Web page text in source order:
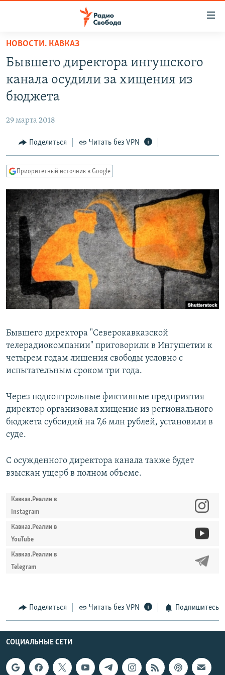
упрощенного
доступа
основному
Вернутся
Вернутся
поиску
АВТОРСКИЕ ПРОЕКТЫ
МНЕНИЯ
КУЛЬТУРА
КАВКАЗ.РЕАЛИИ
СЕВЕР.РЕАЛИИ
СИБИРЬ.РЕАЛИИ
РАСПИСАНИЕ ВЕЩАНИЯ
ПОДПИШИТЕСЬ НА РАССЫЛКУ
СОЦИАЛЬНЫЕ СЕТИ
Все сайты РСЕ/РС
НОВОСТИ. КАВКАЗ
Бывшего директора ингушского
канала осудили за хищения из
бюджета
29 марта 2018
Поделиться Читать без VPN
Приоритетный источник в Google
Бывшего директора "Северокавказской
телерадиокомпании" приговорили в Ингушетии к
четырем годам лишения свободы условно с
испытательным сроком три года.
Через подконтрольные фиктивные предприятия
директор организовал хищение из регионального
бюджета субсидий на 7,6 млн рублей, установили в
суде.
С осужденного директора канала также будет
взыскан ущерб в полном объеме.
Кавказ.Реалии в
Instagram
Кавказ.Реалии в
YouTube
Кавказ.Реалии в
Telegram
Поделиться Читать без VPN Подпишитесь
СОЦИАЛЬНЫЕ СЕТИ